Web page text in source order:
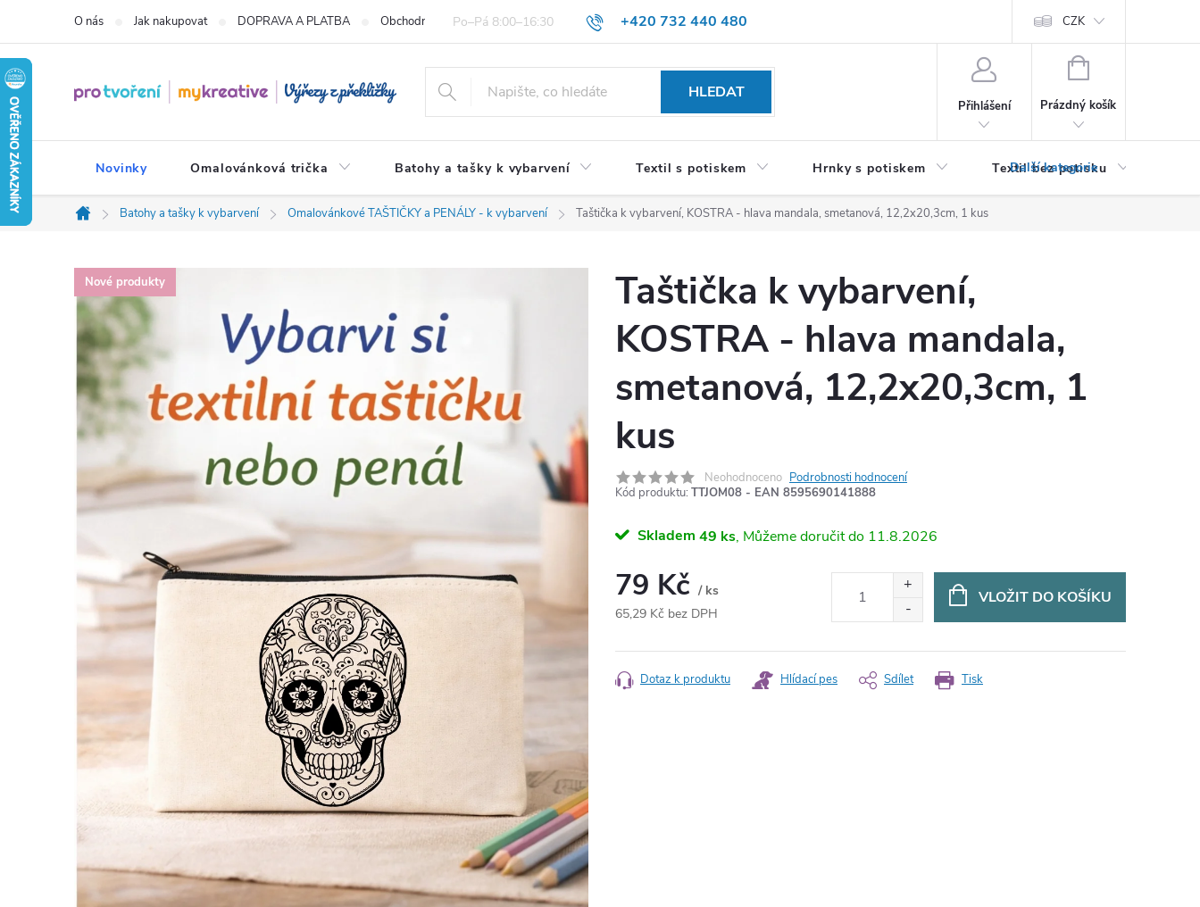
obsah
+420 732 440 480
O nás Jak nakupovat DOPRAVA A PLATBA Obchodní podmínky pro spotřebitele VŠEOBECNÉ OBCHODNÍ PODMÍNKY PRO PODNIKATELE (B2B) Podmínky ochrany osobních údajů
CZK
HLEDAT
Přihlášení
NÁKUPNÍ
Prázdný košík
Novinky Omalovánková trička Batohy a tašky k vybarvení Textil s potiskem Hrnky s potiskem Textil bez potisku
Domů
Batohy a tašky k vybarvení Omalovánkové TAŠTIČKY a PENÁLY - k vybarvení Taštička k vybarvení, KOSTRA - hlava mandala, smetanová, 12,2x20,3cm, 1 kus
Nové produkty
Taštička k vybarvení,
KOSTRA - hlava mandala,
smetanová, 12,2x20,3cm, 1
kus
Neohodnoceno Podrobnosti hodnocení
Kód produktu: TTJOM08 - EAN 8595690141888
Skladem 49 ks 11.8.2026
79 Kč / ks
65,29 Kč bez DPH
cena:
VLOŽIT DO KOŠÍKU
Tisk
Dotaz k produktu Hlídací pes Sdílet